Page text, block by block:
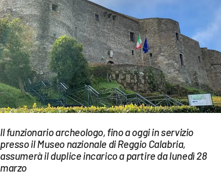
CULTURA
ECONOMIA E LAVORO
EVENTI
SPORT
Streaming
LAC NETWORK
LAC ONAIR
Il funzionario archeologo, fino a oggi in servizio
presso il Museo nazionale di Reggio Calabria,
assumerà il duplice incarico a partire da lunedì 28
marzo